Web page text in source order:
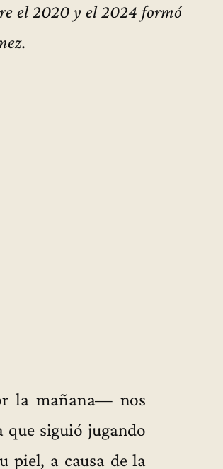
el 2020 y el 2024 formó
la mañana— nos
que siguió jugando
piel, a causa de la